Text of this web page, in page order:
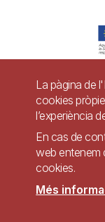
Pie
página
La pàgina de
cookies
l’experiència
En cas de
web entenem
cookies.
Més